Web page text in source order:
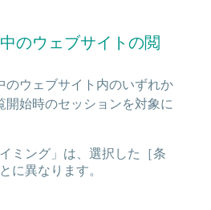
のウェブサイトの閲
のウェブサイト内のいずれか
開始時のセッションを対象に
ミング」は、選択した［条
に異なります。